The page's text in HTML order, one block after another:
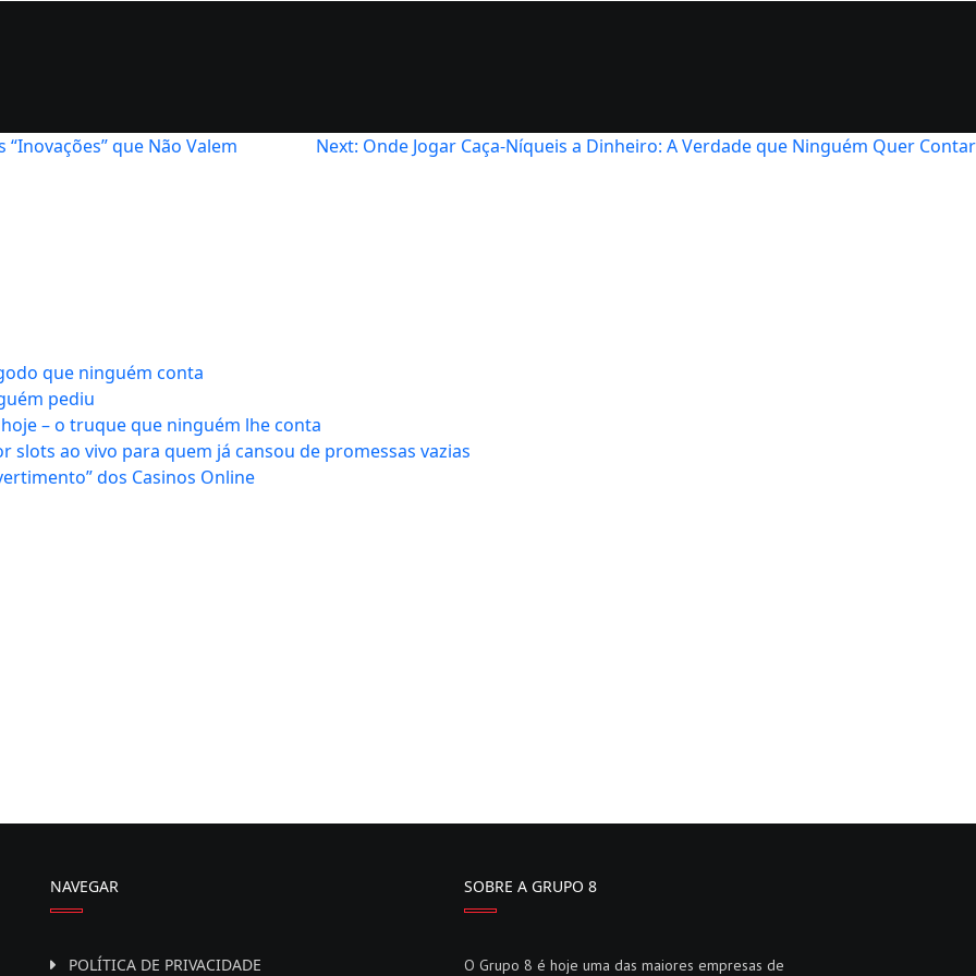
que Não Valem
Next: Onde Jogar Caça‑Níqueis a Dinheiro: A Verdade que Ninguém Quer Contar
que ninguém conta
pediu
– o truque que ninguém lhe conta
slots ao vivo para quem já cansou de promessas vazias
dos Casinos Online
NAVEGAR
POLÍTICA DE PRIVACIDADE
SOBRE A GRUPO 8
O Grupo 8 é hoje uma das maiores empresas de